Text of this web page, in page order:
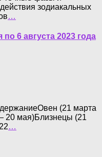
зодиакальных
…
6 августа 2023 года
(21 марта
20 мая)Близнецы (21
…